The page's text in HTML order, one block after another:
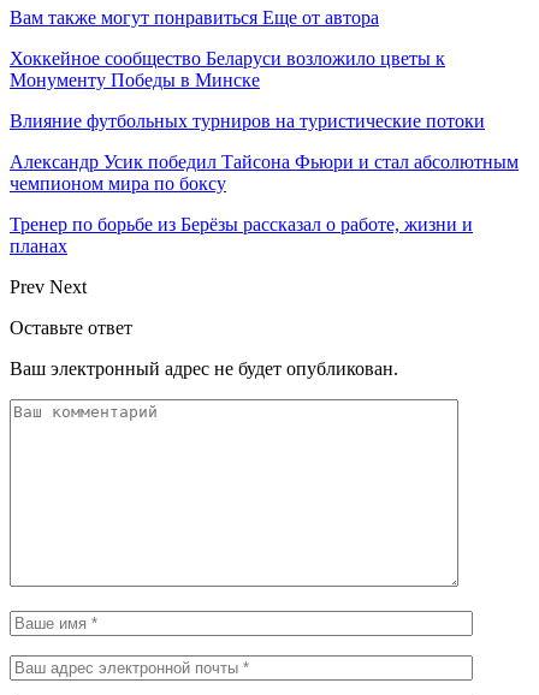
Вам также могут понравиться Еще от автора
Хоккейное сообщество Беларуси возложило цветы к
Монументу Победы в Минске
Влияние футбольных турниров на туристические потоки
Александр Усик победил Тайсона Фьюри и стал абсолютным
чемпионом мира по боксу
Тренер по борьбе из Берёзы рассказал о работе, жизни и
планах
Prev Next
Оставьте ответ
Ваш электронный адрес не будет опубликован.